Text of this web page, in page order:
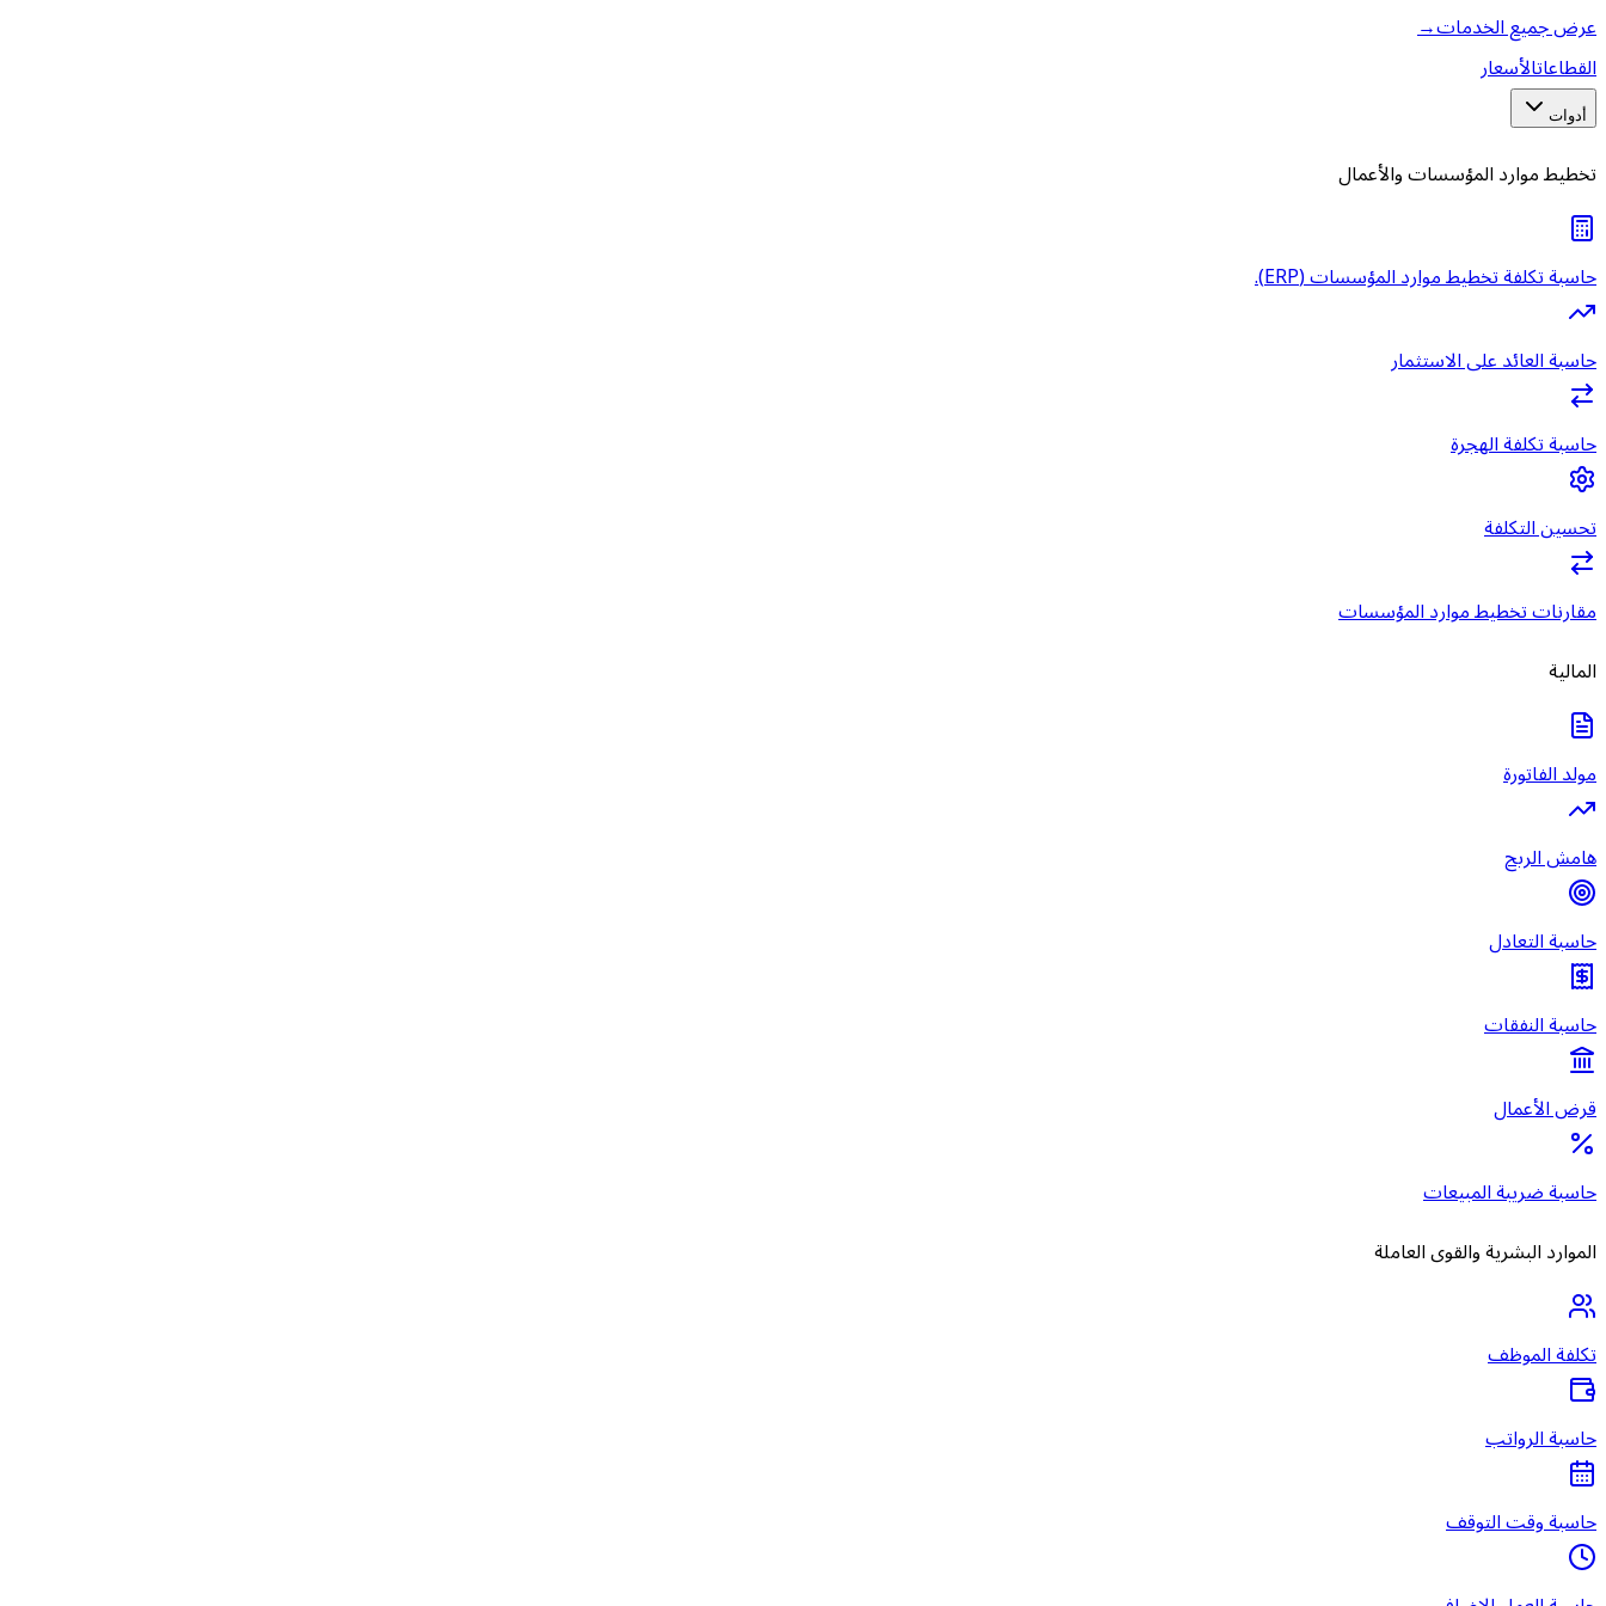
عرض جميع الخدمات→
القطاعاتالأسعار
أدوات
تخطيط موارد المؤسسات والأعمال
حاسبة تكلفة تخطيط موارد المؤسسات (ERP).
حاسبة العائد على الاستثمار
حاسبة تكلفة الهجرة
تحسين التكلفة
مقارنات تخطيط موارد المؤسسات
المالية
مولد الفاتورة
هامش الربح
حاسبة التعادل
حاسبة النفقات
قرض الأعمال
حاسبة ضريبة المبيعات
الموارد البشرية والقوى العاملة
تكلفة الموظف
حاسبة الرواتب
حاسبة وقت التوقف